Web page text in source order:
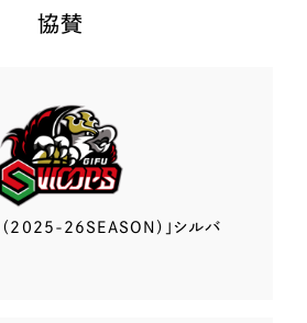
協賛
（2025-26SEASON）」 シルバ